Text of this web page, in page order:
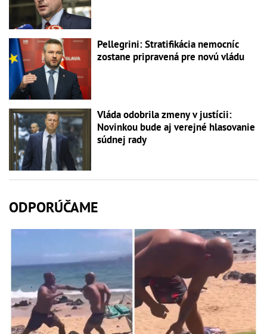
Pellegrini: Stratifikácia nemocníc
zostane pripravená pre novú vládu
Vláda odobrila zmeny v justícii:
Novinkou bude aj verejné hlasovanie
súdnej rady
ODPORÚČAME